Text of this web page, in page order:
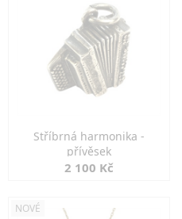
Stříbrná harmonika -
přívěsek
2 100 Kč
NOVÉ